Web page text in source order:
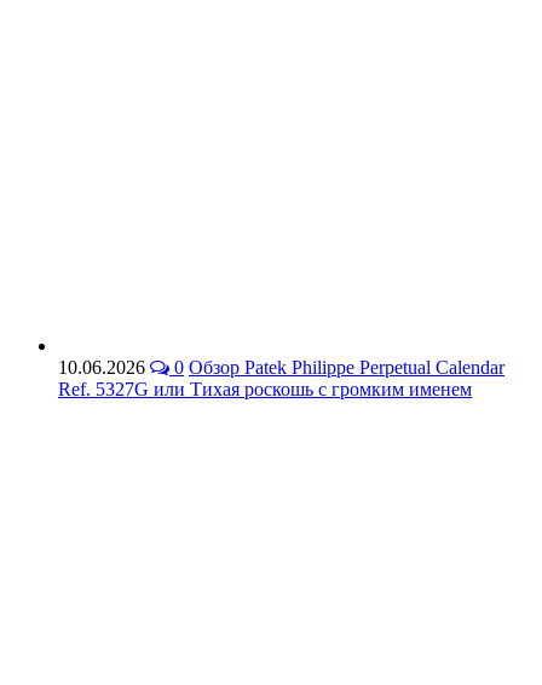
10.06.2026 0 Обзор Patek Philippe Perpetual Calendar
Ref. 5327G или Тихая роскошь с громким именем